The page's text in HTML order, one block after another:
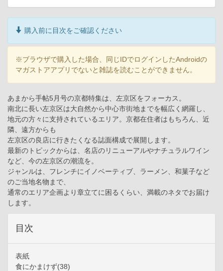
購入前に目次をご確認ください
※ブラウザで購入した場合、同じIDでログインしたAndroidの
マガストアアプリでないと雑誌を読むことができません。
あまから手帖5月号の京都特集は、左京区をフォーカス。
南北に長い左京区は大自然から中心市街地までを幅広く網羅し、
地元の方々に支持されているエリア。京都在住者はもちろん、近
隣、遠方からも
左京区の良店に行きたくなる誌面構成で展開します。
最新のトピックからは、名店のリニューアルやナチュラルワイン
など、今の左京区の潮流を。
ジャンルは、フレンチにイノベーティブ、ラーメン、和菓子など
のご当地名物まで、
通常のエリア企画より章立てに困るくらい、満載のネタでお届け
します。
目次
表紙
食にかまけず(38)